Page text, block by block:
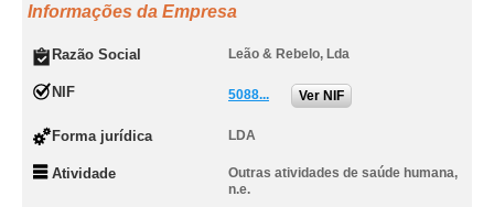
Informações da Empresa
Razão Social Leão & Rebelo, Lda
NIF 5088... Ver NIF
Forma jurídica LDA
Atividade
Outras atividades de saúde humana,
n.e.